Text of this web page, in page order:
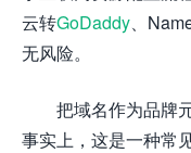
云转GoDaddy、
无风险。
把域名作为品牌
事实上，这是一种常